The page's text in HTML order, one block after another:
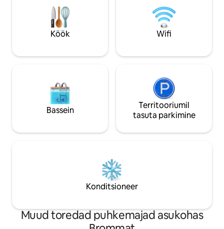
20 minuti kaugusel Aurillacist. 30 minuti
kaugusel Lioranist. Poed on 10 minuti
kaugusel. Kaljuronimine 10 minuti
kaugusel. Linad, rätikud on olemas.
matkamine,
lisaväärtusega
pakkumine
Köök Wifi
Bassein
Territooriumil
tasuta parkimine
Konditsioneer
Muud toredad puhkemajad asukohas